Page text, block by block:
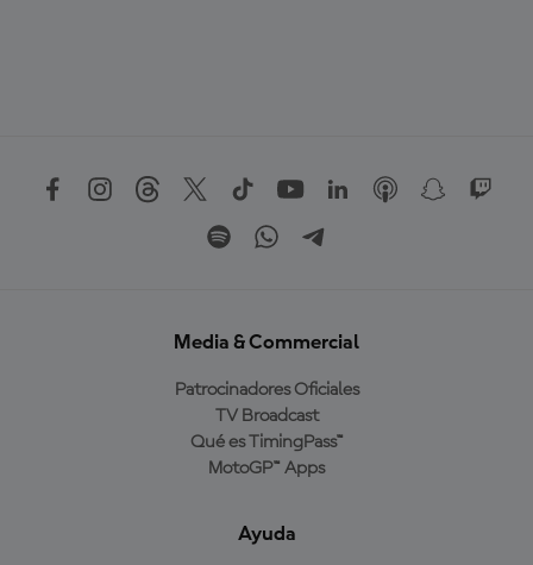
Media & Commercial
Patrocinadores Oficiales
TV Broadcast
Qué es TimingPass™
MotoGP™ Apps
Ayuda